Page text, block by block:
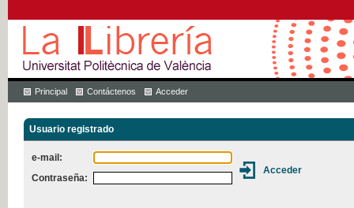
Principal Contáctenos Acceder
Usuario registrado
e-mail:
Contraseña: